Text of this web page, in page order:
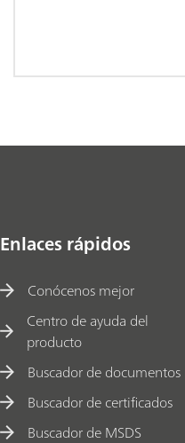
Enlaces rápidos
Conócenos mejor
Centro de ayuda del
producto
Buscador de documentos
Buscador de certificados
Buscador de MSDS